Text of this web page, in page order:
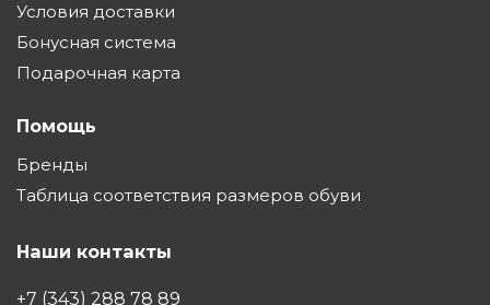
Условия доставки
Бонусная система
Подарочная карта
Помощь
Бренды
Таблица соответствия размеров обуви
Наши контакты
+7 (343) 288 78 89